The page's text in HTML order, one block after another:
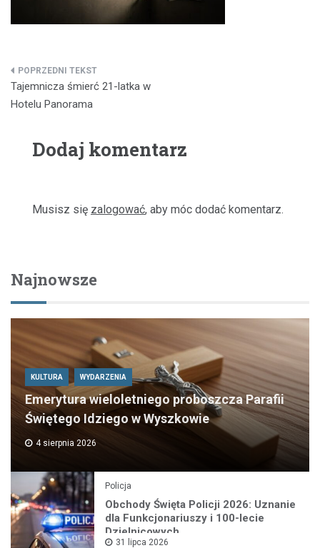
Nawigacja
wpisu
Tajemnicza śmierć 21-latka w
Hotelu Panorama
Dodaj komentarz
Musisz się zalogować, aby móc dodać komentarz.
Najnowsze
KULTURA WYDARZENIA
Emerytura wieloletniego proboszcza Parafii
Świętego Idziego w Wyszkowie
4 sierpnia 2026
Policja
Obchody Święta Policji 2026: Uznanie
dla Funkcjonariuszy i 100-lecie
Dzielnicowych
31 lipca 2026